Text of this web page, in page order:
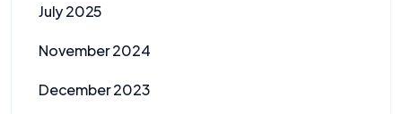
July 2025
November 2024
December 2023